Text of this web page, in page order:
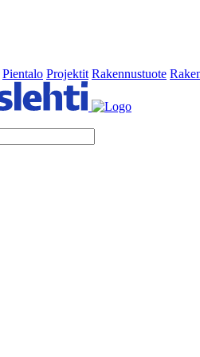
Pientalo Projektit Rakennustuote